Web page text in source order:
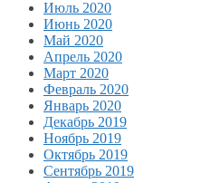
Июль 2020
Июнь 2020
Май 2020
Апрель 2020
Март 2020
Февраль 2020
Январь 2020
Декабрь 2019
Ноябрь 2019
Октябрь 2019
Сентябрь 2019